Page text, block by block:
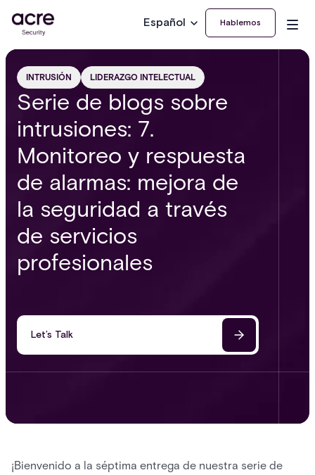
Español Hablemos
INTRUSIÓN LIDERAZGO INTELECTUAL
Serie de blogs sobre
intrusiones: 7.
Monitoreo y respuesta
de alarmas: mejora de
la seguridad a través
de servicios
profesionales
Let’s Talk
¡Bienvenido a la séptima entrega de nuestra serie de